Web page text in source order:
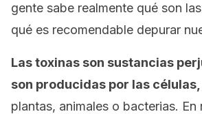
gente sabe realmente qué son
qué es recomendable depurar
Las toxinas son sustancias
son producidas por las células,
plantas, animales o bacterias. En